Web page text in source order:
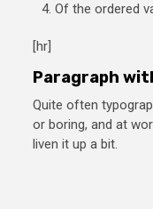
Of the ordered
[hr]
Paragraph
Quite often
or boring, and at
liven it up a bit.